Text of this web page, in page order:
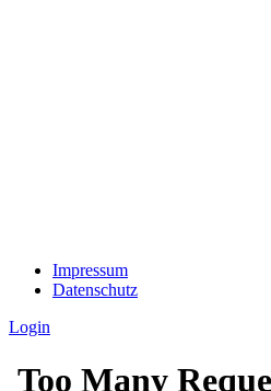
Impressum
Datenschutz
Login